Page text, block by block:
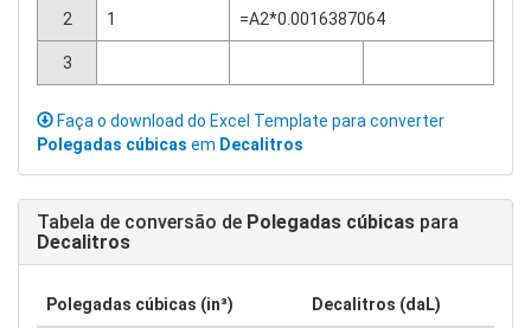
2 1 =A2*0.0016387064
3
Faça o download do Excel Template para converter
Polegadas cúbicas em Decalitros
Tabela de conversão de Polegadas cúbicas para
Decalitros
Polegadas cúbicas (in³) Decalitros (daL)